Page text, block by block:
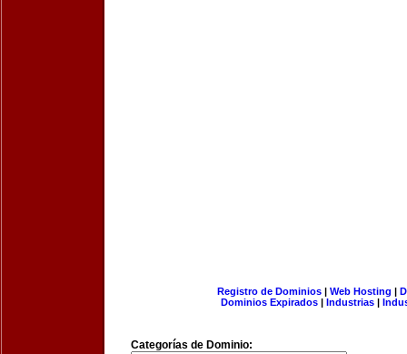
Registro de Dominios| Web Hosting |
Dominios Expirados | Industrias |
Categorías de Dominio: